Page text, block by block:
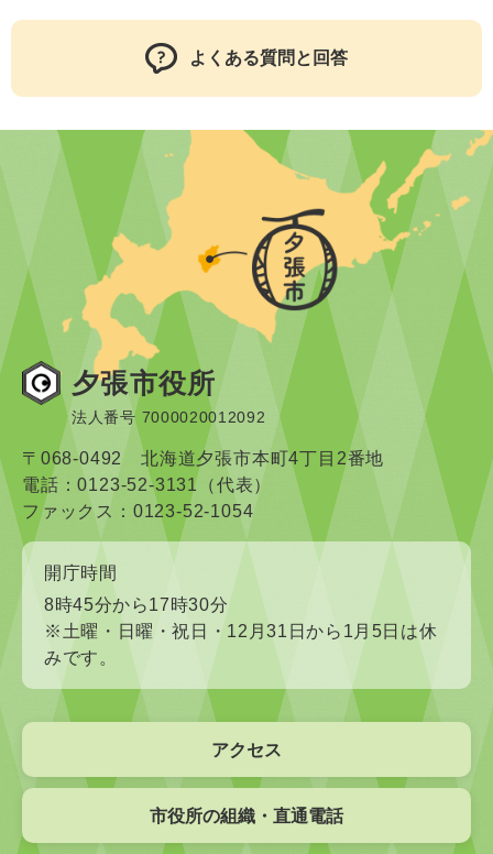
よくある質問と回答
夕張市役所
法人番号 7000020012092
〒068-0492 北海道夕張市本町4丁目2番地
電話：0123-52-3131（代表）
ファックス：0123-52-1054
開庁時間
8時45分から17時30分
※土曜・日曜・祝日・12月31日から1月5日は休
みです。
アクセス
市役所の組織・直通電話